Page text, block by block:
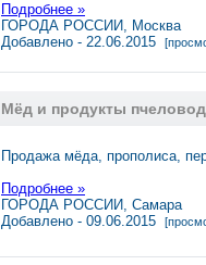
Подробнее »
ГОРОДА РОССИИ, Москва
Добавлено - 22.06.2015
Мёд и продукты
Продажа мёда, прополиса,
Подробнее »
ГОРОДА РОССИИ, Самара
Добавлено - 09.06.2015